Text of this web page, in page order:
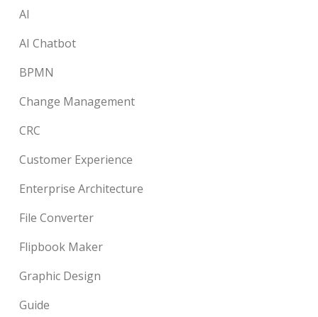
AI
AI Chatbot
BPMN
Change Management
CRC
Customer Experience
Enterprise Architecture
File Converter
Flipbook Maker
Graphic Design
Guide